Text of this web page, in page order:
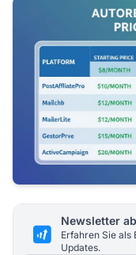
Newsletter
Erfahren Sie als
Updates.